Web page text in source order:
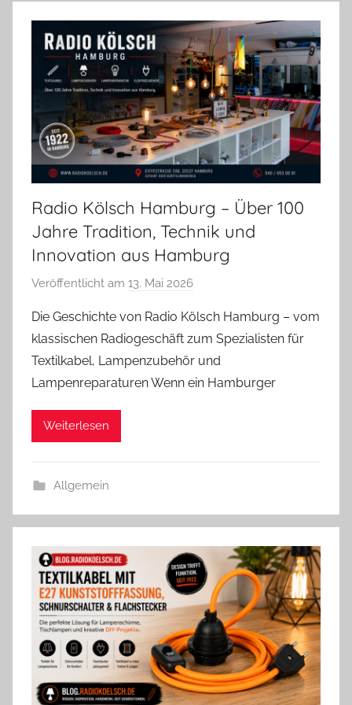
Radio Kölsch Hamburg – Über 100
Jahre Tradition, Technik und
Innovation aus Hamburg
Veröffentlicht am 13. Mai 2026
n
A
n
d
Die Geschichte von Radio Kölsch Hamburg – vom
klassischen Radiogeschäft zum Spezialisten für
Textilkabel, Lampenzubehör und
Lampenreparaturen Wenn ein Hamburger
Weiterlesen
Allgemein